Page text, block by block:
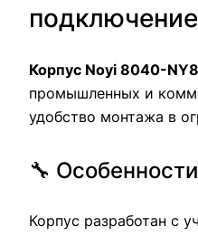
Корпус Noyi 8040-
промышленных и
удобство монтажа в
🔧
Корпус разработан с